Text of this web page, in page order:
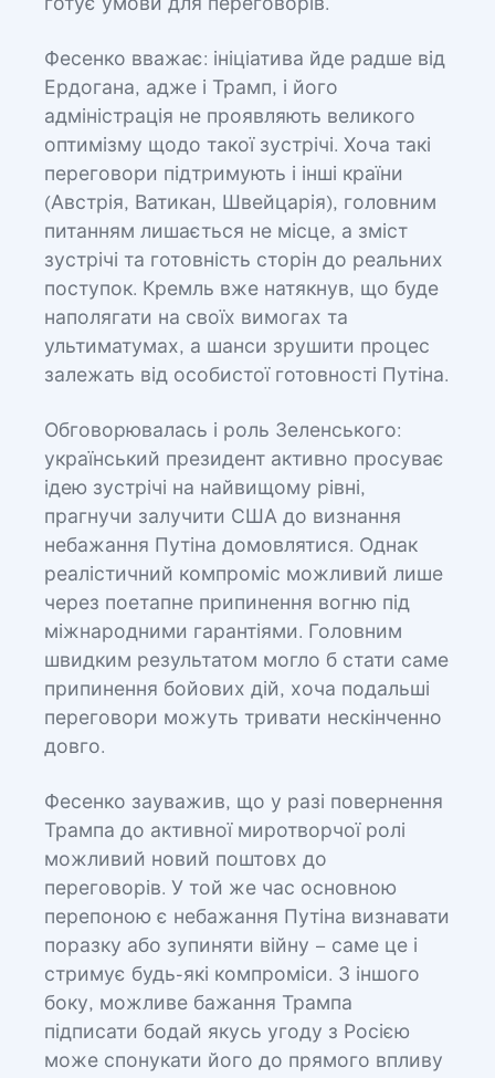
готує умови для переговорів.
Фесенко вважає: ініціатива йде радше від
Ердогана, адже і Трамп, і його
адміністрація не проявляють великого
оптимізму щодо такої зустрічі. Хоча такі
переговори підтримують і інші країни
(Австрія, Ватикан, Швейцарія), головним
питанням лишається не місце, а зміст
зустрічі та готовність сторін до реальних
поступок. Кремль вже натякнув, що буде
наполягати на своїх вимогах та
ультиматумах, а шанси зрушити процес
залежать від особистої готовності Путіна.
Обговорювалась і роль Зеленського:
український президент активно просуває
ідею зустрічі на найвищому рівні,
прагнучи залучити США до визнання
небажання Путіна домовлятися. Однак
реалістичний компроміс можливий лише
через поетапне припинення вогню під
міжнародними гарантіями. Головним
швидким результатом могло б стати саме
припинення бойових дій, хоча подальші
переговори можуть тривати нескінченно
довго.
Фесенко зауважив, що у разі повернення
Трампа до активної миротворчої ролі
можливий новий поштовх до
переговорів. У той же час основною
перепоною є небажання Путіна визнавати
поразку або зупиняти війну – саме це і
стримує будь-які компроміси. З іншого
боку, можливе бажання Трампа
підписати бодай якусь угоду з Росією
може спонукати його до прямого впливу